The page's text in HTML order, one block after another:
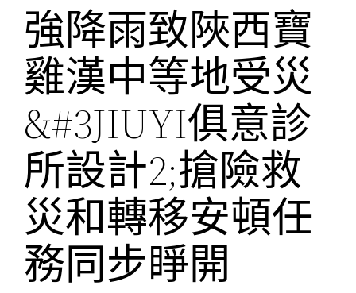
強降雨致陜西寶
雞漢中等地受災
&#3JIUYI俱意診
所設計2;搶險救
災和轉移安頓任
務同步睜開